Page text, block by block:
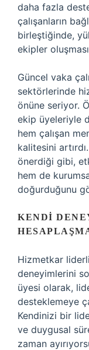
daha fazla
çalışanların
birleştiğinde,
ekipler
Güncel vaka
sektörlerinde
önüne seriyor.
ekip üyeleriyle
hem çalışan
kalitesini
önerdiği gibi,
hem de
doğurduğunu
KENDI
Hizmetkar
deneyimlerini
üyesi olarak,
desteklemeye
Kendinizi bir
ve duygusal
zaman